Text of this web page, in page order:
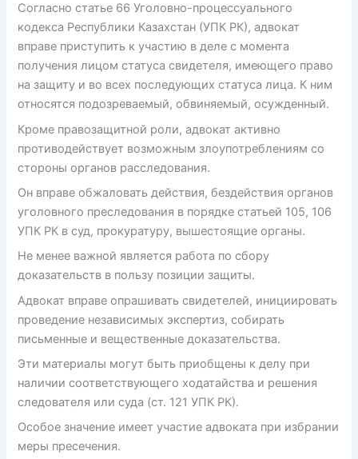
Согласно статье 66 Уголовно-процессуального
кодекса Республики Казахстан (УПК РК), адвокат
вправе приступить к участию в деле с момента
получения лицом статуса свидетеля, имеющего право
на защиту и во всех последующих статуса лица. К ним
относятся подозреваемый, обвиняемый, осужденный.
Кроме правозащитной роли, адвокат активно
противодействует возможным злоупотреблениям со
стороны органов расследования.
Он вправе обжаловать действия, бездействия органов
уголовного преследования в порядке статьей 105, 106
УПК РК в суд, прокуратуру, вышестоящие органы.
Не менее важной является работа по сбору
доказательств в пользу позиции защиты.
Адвокат вправе опрашивать свидетелей, инициировать
проведение независимых экспертиз, собирать
письменные и вещественные доказательства.
Эти материалы могут быть приобщены к делу при
наличии соответствующего ходатайства и решения
следователя или суда (ст. 121 УПК РК).
Особое значение имеет участие адвоката при избрании
меры пресечения.